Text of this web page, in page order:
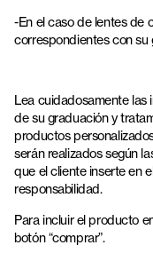
-En el caso de lentes de
correspondientes con su
Lea cuidadosamente las
de su graduación y
productos
serán realizados según
que el cliente inserte en
responsabilidad.
Para incluir el producto
botón “comprar”.